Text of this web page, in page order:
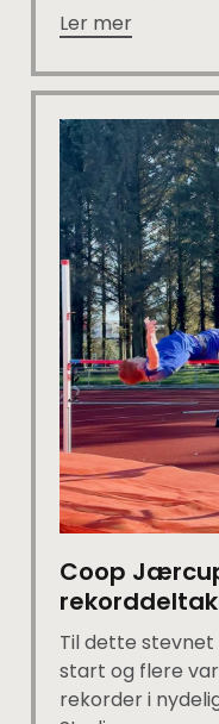
Ler mer
Coop
Til dette stevnet
start og flere
rekorder i